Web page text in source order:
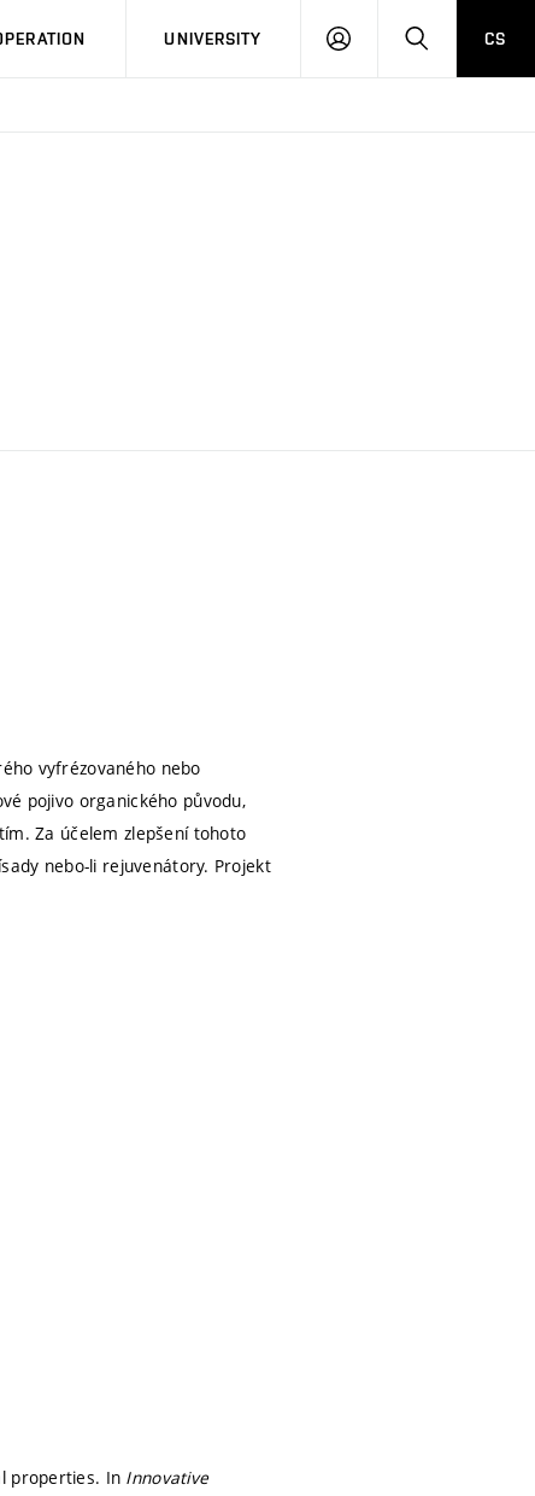
UNIVERSITY
LOG
SEARCHCS
vyfrézovaného nebo
pojivo organického původu,
Za účelem zlepšení tohoto
nebo-li rejuvenátory. Projekt
properties. In Innovative